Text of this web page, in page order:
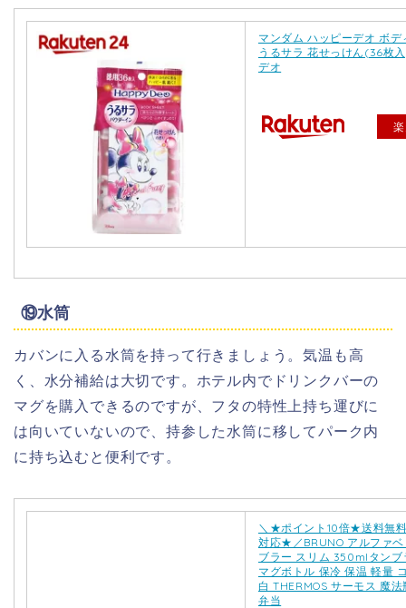
マンダム ハッピーデオ ボデ
うるサラ 花せっけん(36枚
デオ
⑲水筒
カバンに入る水筒を持って行きましょう。気温も高
く、水分補給は大切です。ホテル内でドリンクバーの
マグを購入できるのですが、フタの特性上持ち運びに
は向いていないので、持参した水筒に移してパーク内
に持ち込むと便利です。
＼★ポイント10倍★送料無
対応★／BRUNO アルファ
ブラー スリム 350mlタンブ
マグボトル 保冷 保温 軽量
白 THERMOS サーモス 魔
弁当